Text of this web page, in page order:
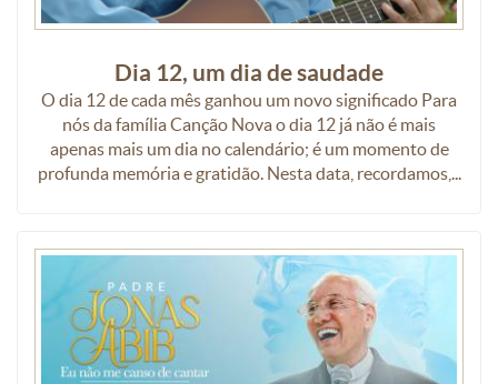
Dia 12, um dia de saudade
O dia 12 de cada mês ganhou um novo significado Para
nós da família Canção Nova o dia 12 já não é mais
apenas mais um dia no calendário; é um momento de
profunda memória e gratidão. Nesta data, recordamos,...